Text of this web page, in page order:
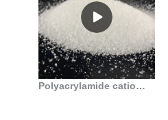
Polyacrylamide cationique haute performance pour le traitement des eaux usées. en Algérie